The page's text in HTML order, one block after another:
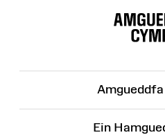
Ein